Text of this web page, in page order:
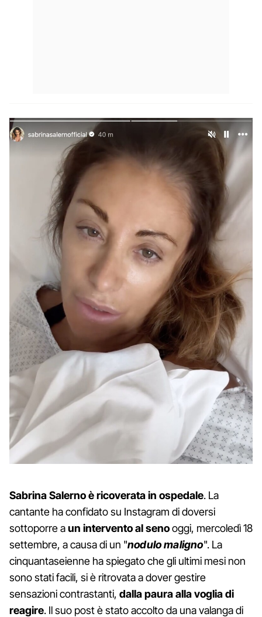
Sabrina Salerno è ricoverata in ospedale. La
cantante ha confidato su Instagram di doversi
sottoporre aun intervento al senooggi, mercoledì 18
settembre, a causa di un "nodulo maligno". La
cinquantaseienne ha spiegato che gli ultimi mesi non
sono stati facili, si è ritrovata a dover gestire
sensazioni contrastanti, dalla paura alla voglia di
reagire. Il suo post è stato accolto da una valanga di